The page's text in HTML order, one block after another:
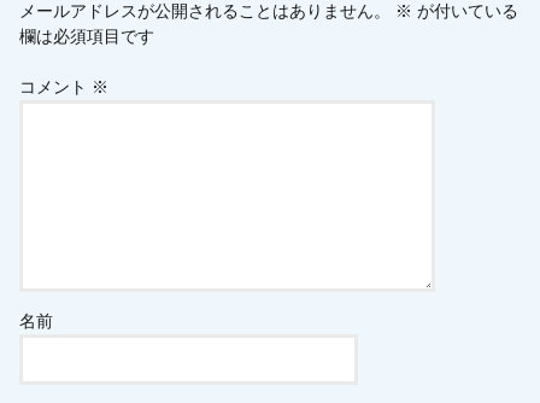
メールアドレスが公開されることはありません。 ※ が付いている
欄は必須項目です
コメント ※
名前